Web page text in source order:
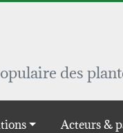
des
Acteurs &